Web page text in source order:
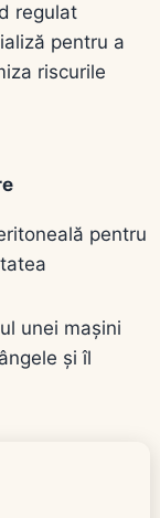
regulat
pentru a
riscurile
pentru
unei mașini
și îl